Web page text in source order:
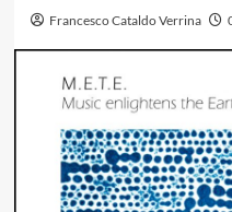
Francesco Cataldo Verrina